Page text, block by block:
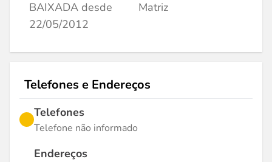
BAIXADA desde
22/05/2012
Matriz
Telefones e Endereços
Telefones
Telefone não informado
Endereços